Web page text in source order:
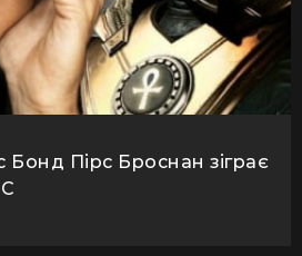
Пірс Броснан зіграє